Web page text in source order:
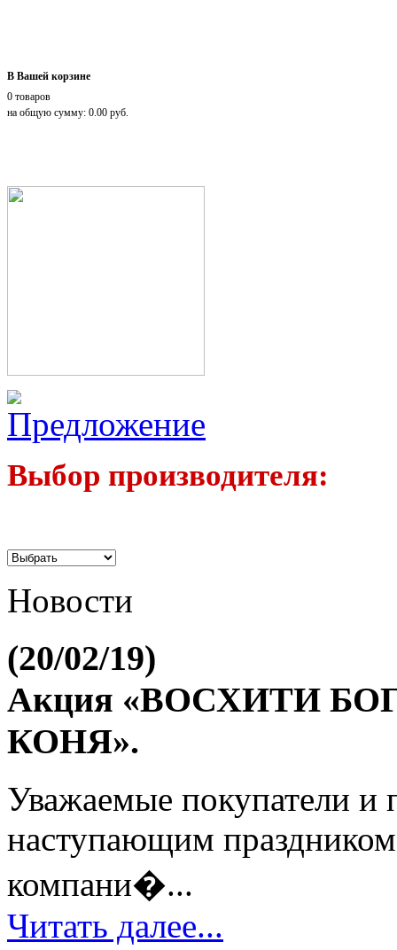
В Вашей корзине
0 товаров
на общую сумму: 0.00 руб.
Выбор производителя:
Новости
(20/02/19)
Акция «ВОСХИТИ
КОНЯ».
Уважаемые покупатели и
наступающим
компани�...
Читать далее...